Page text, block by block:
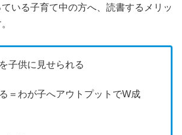
いる子育て中の方へ、読書するメリッ
子供に見せられる
＝わが子へアウトプットでW成